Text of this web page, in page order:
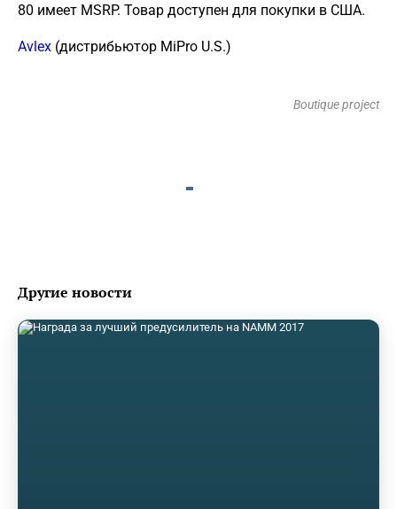
80 имеет MSRP. Товар доступен для покупки в США.
Avlex (дистрибьютор MiPro U.S.)
Boutique project
Другие новости